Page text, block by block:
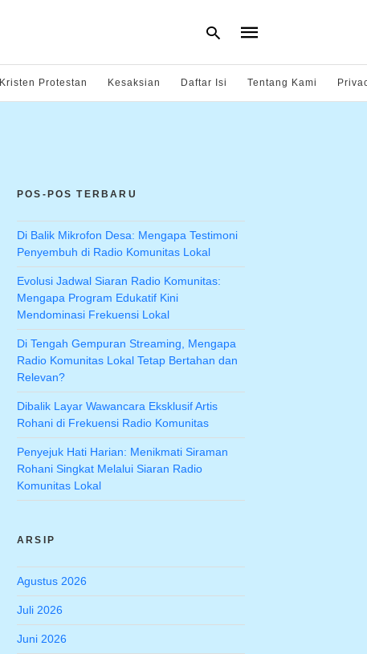
Kristen Protestan Kesaksian Daftar Isi Tentang Kami
POS-POS TERBARU
Di Balik Mikrofon Desa: Mengapa Testimoni
Penyembuh di Radio Komunitas Lokal
Evolusi Jadwal Siaran Radio Komunitas:
Mengapa Program Edukatif Kini
Mendominasi Frekuensi Lokal
Di Tengah Gempuran Streaming, Mengapa
Radio Komunitas Lokal Tetap Bertahan dan
Relevan?
Dibalik Layar Wawancara Eksklusif Artis
Rohani di Frekuensi Radio Komunitas
Penyejuk Hati Harian: Menikmati Siraman
Rohani Singkat Melalui Siaran Radio
Komunitas Lokal
ARSIP
Agustus 2026
Juli 2026
Juni 2026